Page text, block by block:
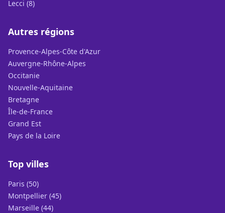
Lecci (8)
Autres régions
Provence-Alpes-Côte d'Azur
Auvergne-Rhône-Alpes
Occitanie
Nouvelle-Aquitaine
Bretagne
Île-de-France
Grand Est
Pays de la Loire
Top villes
Paris (50)
Montpellier (45)
Marseille (44)